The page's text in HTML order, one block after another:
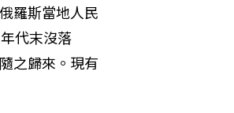
羅斯當地人民
代末沒落
之歸來。現有